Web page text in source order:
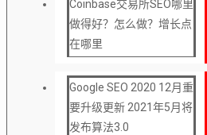
Coinbase交易所SEO哪里
做得好？怎么做？增长点
在哪里
Google SEO 2020 12月重
要升级更新 2021年5月将
发布算法3.0